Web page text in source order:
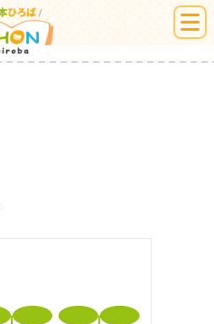
絵本ひろば